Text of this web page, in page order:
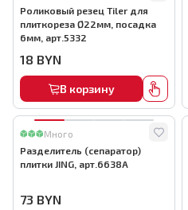
Роликовый резец Tiler для
плиткореза Ø22мм, посадка
6мм, арт.5332
18 BYN
В корзину
Много
Разделитель (сепаратор)
плитки JING, арт.6638A
73 BYN